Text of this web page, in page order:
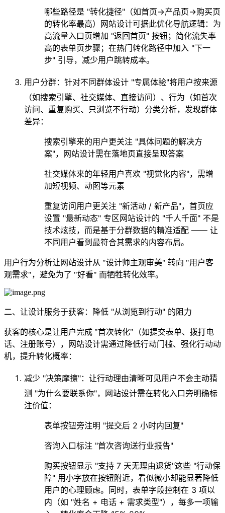
哪些路径是 "转化捷径"（如首页→产品页→购买页
的转化率最高）网站设计可据此优化导航逻辑：为
高流量入口页增加 "返回首页" 按钮；简化流失率
高的表单页步骤；在热门转化路径中加入 "下一
步" 引导，减少用户跳转成本。
用户分群：针对不同群体设计 "专属体验"将用户按来源
（如搜索引擎、社交媒体、直接访问）、行为（如首次
访问、重复购买、只浏览不行动）分类分析，发现群体
差异：
搜索引擎来的用户更关注 "具体问题的解决方
案"，网站设计需在落地页直接呈现答案
社交媒体来的年轻用户喜欢 "视觉化内容"，需增
加短视频、动图等元素
重复访问用户更关注 "新活动 / 新产品"，首页应
设置 "最新动态" 专区网站设计的 "千人千面" 不是
技术炫技，而是基于分群数据的精准适配 —— 让
不同用户看到最符合其需求的内容布局。
用户行为分析让网站设计从 "设计师主观审美" 转向 "用户客
观需求"，避免为了 "好看" 而牺牲转化效率。
二、让设计服务于获客：降低 "从浏览到行动" 的阻力
获客的核心是让用户完成 "首次转化"（如提交表单、拨打电
话、注册账号），网站设计需通过降低行动门槛、强化行动动
机，提升转化概率：
减少 "决策摩擦"：让行动理由清晰可见用户不会主动猜
测 "为什么要联系你"，网站设计需在转化入口旁明确标
注价值：
表单按钮旁注明 "提交后 2 小时内回复"
咨询入口标注 "首次咨询送行业报告"
购买按钮显示 "支持 7 天无理由退货"这些 "行动保
障" 用小字放在按钮附近，看似微小却能显著降低
用户的心理顾虑。同时，表单字段控制在 3 项以
内（如 "姓名 + 电话 + 需求类型"），每多一项输